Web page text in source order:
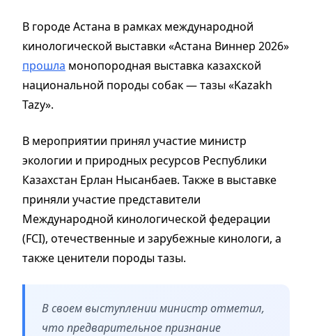
В городе Астана в рамках международной
кинологической выставки «Астана Виннер 2026»
прошла монопородная выставка казахской
национальной породы собак — тазы «Kazakh
Tazy».
В мероприятии принял участие министр
экологии и природных ресурсов Республики
Казахстан Ерлан Нысанбаев. Также в выставке
приняли участие представители
Международной кинологической федерации
(FCI), отечественные и зарубежные кинологи, а
также ценители породы тазы.
В своем выступлении министр отметил,
что предварительное признание